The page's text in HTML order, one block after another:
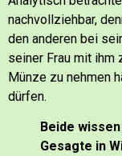
nachvollziehbar,
den anderen bei
seiner Frau mit ihm
Münze zu nehmen
dürfen.
Beide
Gesagte in